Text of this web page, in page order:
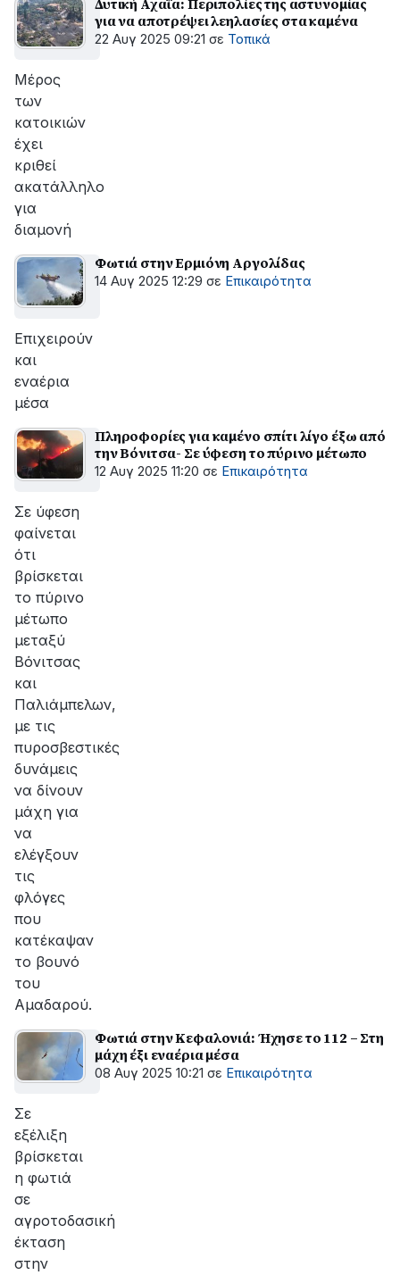
Δυτική Αχαΐα: Περιπολίες της αστυνομίας
για να αποτρέψει λεηλασίες στα καμένα
22 Αυγ 2025 09:21 σε Τοπικά
Μέρος
των
κατοικιών
έχει
κριθεί
ακατάλληλο
για
διαμονή
Φωτιά στην Ερμιόνη Αργολίδας
14 Αυγ 2025 12:29 σε Επικαιρότητα
Επιχειρούν
και
εναέρια
μέσα
Πληροφορίες για καμένο σπίτι λίγο έξω από
την Βόνιτσα- Σε ύφεση το πύρινο μέτωπο
12 Αυγ 2025 11:20 σε Επικαιρότητα
Σε ύφεση
φαίνεται
ότι
βρίσκεται
το πύρινο
μέτωπο
μεταξύ
Βόνιτσας
και
Παλιάμπελων,
με τις
πυροσβεστικές
δυνάμεις
να δίνουν
μάχη για
να
ελέγξουν
τις
φλόγες
που
κατέκαψαν
το βουνό
του
Αμαδαρού.
Φωτιά στην Κεφαλονιά: Ήχησε το 112 – Στη
μάχη έξι εναέρια μέσα
08 Αυγ 2025 10:21 σε Επικαιρότητα
Σε
εξέλιξη
βρίσκεται
η φωτιά
σε
αγροτοδασική
έκταση
στην